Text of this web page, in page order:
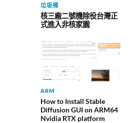
垃圾桶
核三廠二號機除役台灣正
式進入非核家園
ARM
How to Install Stable
Diffusion GUI on ARM64
Nvidia RTX platform